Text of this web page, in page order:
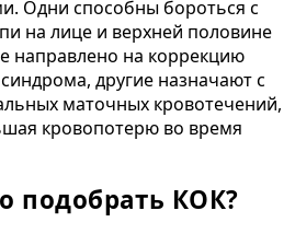
Одни способны бороться с
на лице и верхней половине
направлено на коррекцию
другие назначают с
маточных кровотечений,
кровопотерю во время
подобрать КОК?